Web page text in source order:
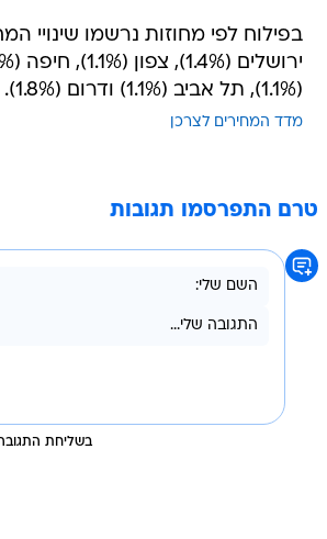
בפילוח לפי מחוזות נרשמו שינויי
(1.1%), תל אביב (1.1%) ודרום (1.8%).
מדד המחירים לצרכן
טרם התפרסמו תגובות
בשליחת